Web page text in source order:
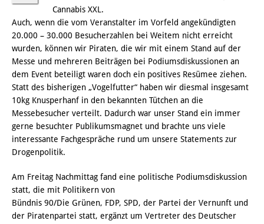
Facebook
Cannabis XXL.
Auch, wenn die vom Veranstalter im Vorfeld angekündigten
20.000 – 30.000 Besucherzahlen bei Weitem nicht erreicht
wurden, können wir Piraten, die wir mit einem Stand auf der
Messe und mehreren Beiträgen bei Podiumsdiskussionen an
dem Event beteiligt waren doch ein positives Resümee ziehen.
Statt des bisherigen „Vogelfutter“ haben wir diesmal insgesamt
10kg Knusperhanf in den bekannten Tütchen an die
Messebesucher verteilt. Dadurch war unser Stand ein immer
gerne besuchter Publikumsmagnet und brachte uns viele
interessante Fachgespräche rund um unsere Statements zur
Drogenpolitik.
Am Freitag Nachmittag fand eine politische Podiumsdiskussion
statt, die mit Politikern von
Bündnis 90/Die Grünen, FDP, SPD, der Partei der Vernunft und
der Piratenpartei statt, ergänzt um Vertreter des Deutscher